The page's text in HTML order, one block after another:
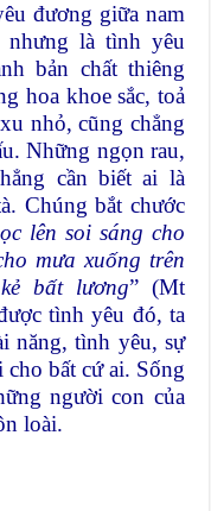
đương giữa nam
là tình yêu
bản chất thiêng
hoa khoe sắc, toả
nhỏ, cũng chẳng
Những ngọn rau,
cần biết ai là
Chúng bắt chước
lên soi sáng cho
mưa xuống trên
bất lương” (Mt
tình yêu đó, ta
năng, tình yêu, sự
bất cứ ai. Sống
người con của
loài.